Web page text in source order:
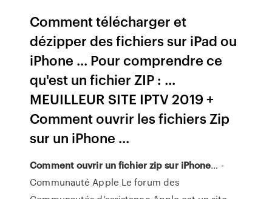
Comment télécharger et
dézipper des fichiers sur iPad ou
iPhone ... Pour comprendre ce
qu'est un fichier ZIP : ...
MEUILLEUR SITE IPTV 2019 +
Comment ouvrir les fichiers Zip
sur un iPhone ...
Commentouvrir unfichierzip sur iPhone… -
Communauté Apple Le forum des